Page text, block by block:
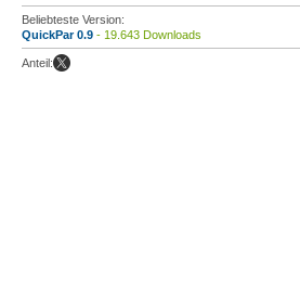
Beliebteste Version:
QuickPar 0.9 - 19.643 Downloads
Anteil: